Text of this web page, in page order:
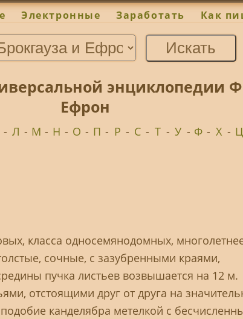
Электронные Заработать Как
энциклопедии
Ефрон
- Л - М - Н - О - П - Р - С - Т - У - Ф - Х - Ц
класса односемянодомных,
сочные, с зазубренными краями,
пучка листьев возвышается на 12 м.
отстоящими друг от друга на
канделябра метелкой с